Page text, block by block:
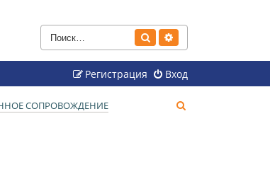
Поиск
Вход
Регистрация
СОПРОВОЖДЕНИЕ